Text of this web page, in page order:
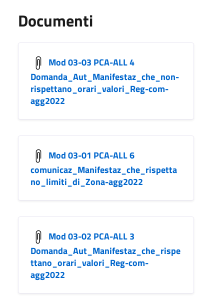
Documenti
Mod 03-03 PCA-ALL 4
Domanda_Aut_Manifestaz_che_non-
rispettano_orari_valori_Reg-com-
agg2022
Mod 03-01 PCA-ALL 6
comunicaz_Manifestaz_che_rispetta
no_limiti_di_Zona-agg2022
Mod 03-02 PCA-ALL 3
Domanda_Aut_Manifestaz_che_rispe
ttano_orari_valori_Reg-com-
agg2022